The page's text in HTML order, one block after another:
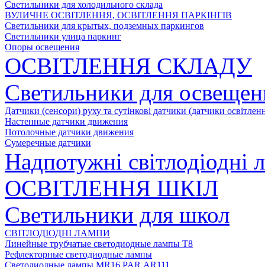
Светильники для холодильного склада
ВУЛИЧНЕ ОСВІТЛЕННЯ, ОСВІТЛЕННЯ ПАРКІНГІВ
Светильники для крытых, подземных паркингов
Светильники улица паркинг
Опоры освещения
ОСВІТЛЕННЯ СКЛАДУ
Светильники для
Датчики (сенсори) руху та сутінкові датчики (датчики
Настенные датчики движения
Потолочные датчики движения
Сумеречные датчики
Надпотужні світлодіодні
ОСВІТЛЕННЯ ШКІЛ
Светильники для школ
СВІТЛОДІОДНІ ЛАМПИ
Линейные трубчатые светодиодные лампы Т8
Рефлекторные светодиодные лампы